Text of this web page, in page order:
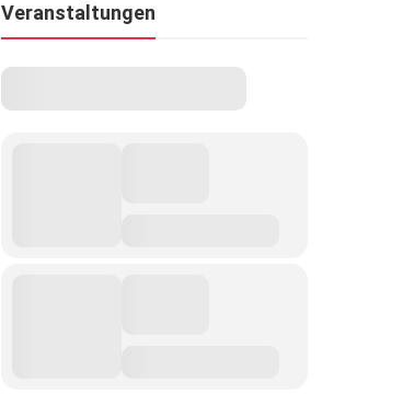
Veranstaltungen